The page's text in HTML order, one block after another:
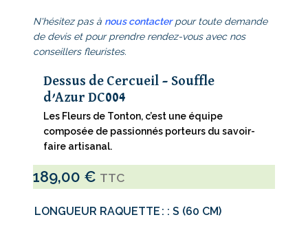
N'hésitez pas à nous contacterpour toute demande
de devis et pour prendre rendez-vous avec nos
conseillers fleuristes.
Dessus de Cercueil – Souffle
d’Azur DC004
Les Fleurs de Tonton, c’est une équipe
composée de passionnés porteurs du savoir-
faire artisanal.
189,00 € TTC
LONGUEUR RAQUETTE : S (60 CM)